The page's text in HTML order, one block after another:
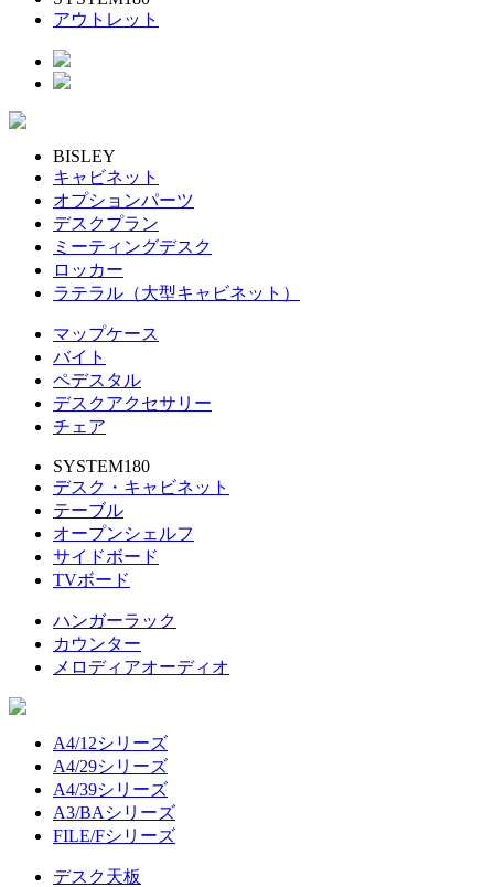
アウトレット
BISLEY
キャビネット
オプションパーツ
デスクプラン
ミーティングデスク
ロッカー
ラテラル（大型キャビネット）
マップケース
バイト
ペデスタル
デスクアクセサリー
チェア
SYSTEM180
デスク・キャビネット
テーブル
オープンシェルフ
サイドボード
TVボード
ハンガーラック
カウンター
メロディアオーディオ
A4/12シリーズ
A4/29シリーズ
A4/39シリーズ
A3/BAシリーズ
FILE/Fシリーズ
デスク天板